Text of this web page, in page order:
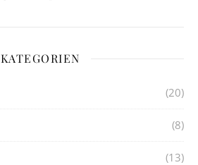
KATEGORIEN
(20)
(8)
(13)